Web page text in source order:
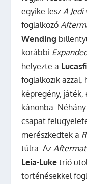
egyike leszA Jedi
foglalkozó
Wending
korábbi
helyezte a
foglalkozik azzal,
képregény, játék,
kánonba.
csapat
merészkedtek a
túlra. Az
Leia-Luke trió
történésekkel